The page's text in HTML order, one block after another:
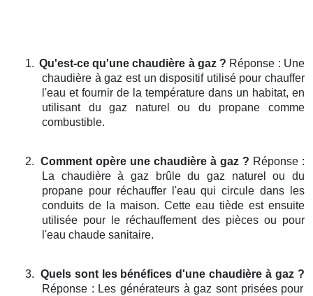
1. Qu'est-ce qu'une chaudière à gaz ? Réponse : Une
chaudière à gaz est un dispositif utilisé pour chauffer
l'eau et fournir de la température dans un habitat, en
utilisant du gaz naturel ou du propane comme
combustible.
2. Comment opère une chaudière à gaz ? Réponse :
La chaudière à gaz brûle du gaz naturel ou du
propane pour réchauffer l'eau qui circule dans les
conduits de la maison. Cette eau tiède est ensuite
utilisée pour le réchauffement des pièces ou pour
l'eau chaude sanitaire.
3. Quels sont les bénéfices d'une chaudière à gaz ?
Réponse : Les générateurs à gaz sont prisées pour